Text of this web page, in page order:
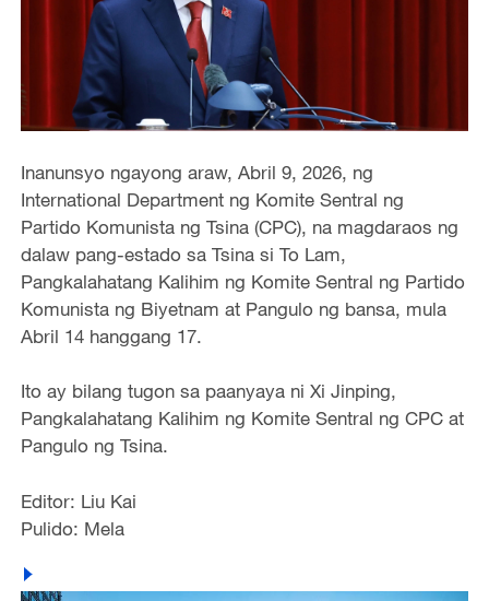
Inanunsyo ngayong araw, Abril 9, 2026, ng
International Department ng Komite Sentral ng
Partido Komunista ng Tsina (CPC), na magdaraos ng
dalaw pang-estado sa Tsina si To Lam,
Pangkalahatang Kalihim ng Komite Sentral ng Partido
Komunista ng Biyetnam at Pangulo ng bansa, mula
Abril 14 hanggang 17.
Ito ay bilang tugon sa paanyaya ni Xi Jinping,
Pangkalahatang Kalihim ng Komite Sentral ng CPC at
Pangulo ng Tsina.
Editor: Liu Kai
Pulido: Mela